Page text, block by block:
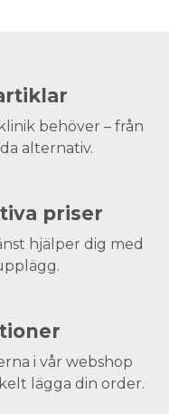
behöver – från
alternativ.
priser
hjälper dig med
i vår webshop
lägga din order.